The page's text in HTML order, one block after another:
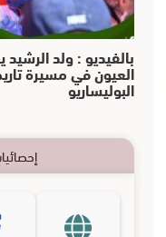
بالفيديو : ولد
العيون في مسيرة
البوليساريو